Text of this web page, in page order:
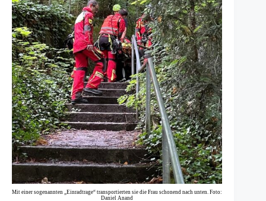
Mit einer sogenannten „Einradtrage“ transportierten sie die Frau schonend nach unten. Foto:
Daniel Anand